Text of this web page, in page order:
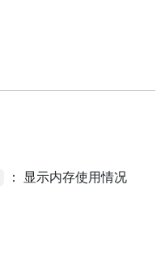
： 显示内存使用情况